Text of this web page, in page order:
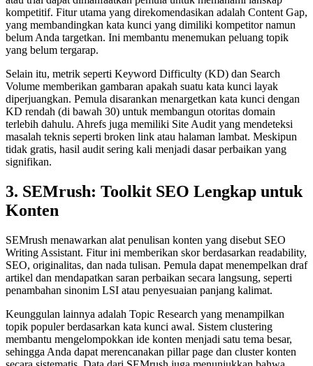
kompetitif. Fitur utama yang direkomendasikan adalah Content Gap,
yang membandingkan kata kunci yang dimiliki kompetitor namun
belum Anda targetkan. Ini membantu menemukan peluang topik
yang belum tergarap.
Selain itu, metrik seperti Keyword Difficulty (KD) dan Search
Volume memberikan gambaran apakah suatu kata kunci layak
diperjuangkan. Pemula disarankan menargetkan kata kunci dengan
KD rendah (di bawah 30) untuk membangun otoritas domain
terlebih dahulu. Ahrefs juga memiliki Site Audit yang mendeteksi
masalah teknis seperti broken link atau halaman lambat. Meskipun
tidak gratis, hasil audit sering kali menjadi dasar perbaikan yang
signifikan.
3. SEMrush: Toolkit SEO Lengkap untuk
Konten
SEMrush menawarkan alat penulisan konten yang disebut SEO
Writing Assistant. Fitur ini memberikan skor berdasarkan readability,
SEO, originalitas, dan nada tulisan. Pemula dapat menempelkan draf
artikel dan mendapatkan saran perbaikan secara langsung, seperti
penambahan sinonim LSI atau penyesuaian panjang kalimat.
Keunggulan lainnya adalah Topic Research yang menampilkan
topik populer berdasarkan kata kunci awal. Sistem clustering
membantu mengelompokkan ide konten menjadi satu tema besar,
sehingga Anda dapat merencanakan pillar page dan cluster konten